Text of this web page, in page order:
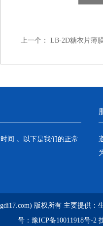
上一个： LB-2D糖衣片薄
间 。以下是我们的正常
版权所有 主要提供：
号： 豫ICP备10011918号-2